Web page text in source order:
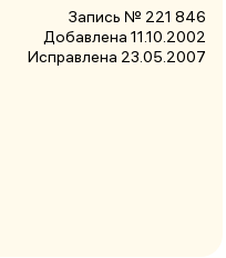
Запись № 221 846
Добавлена 11.10.2002
Исправлена 23.05.2007